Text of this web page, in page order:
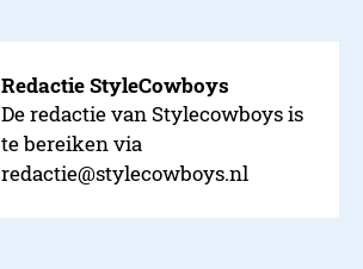
Redactie StyleCowboys
De redactie van Stylecowboys is
te bereiken via
redactie@stylecowboys.nl